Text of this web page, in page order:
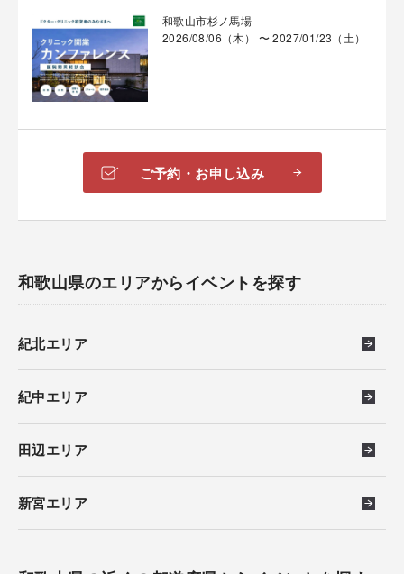
和歌山市杉ノ馬場
2026/08/06（木） 〜 2027/01/23（土）
ご予約・お申し込み
和歌山県のエリアからイベントを探す
紀北エリア
紀中エリア
田辺エリア
新宮エリア